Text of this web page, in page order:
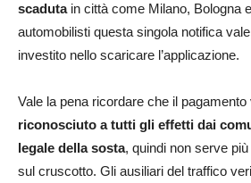
scadutain città come Milano, Bologna
automobilisti questa singola notifica
investito nello scaricare l’applicazione.
Vale la pena ricordare che il pagamento
riconosciuto a tutti gli effetti dai
legale della sosta, quindi non serve
sul cruscotto. Gli ausiliari del traffico